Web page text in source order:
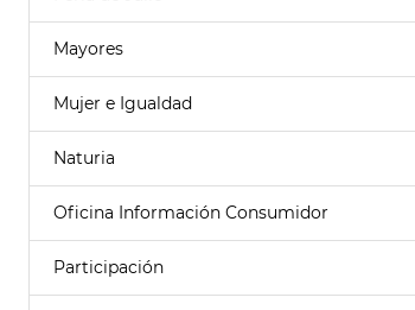
Mayores
Mujer e Igualdad
Naturia
Oficina Información Consumidor
Participación